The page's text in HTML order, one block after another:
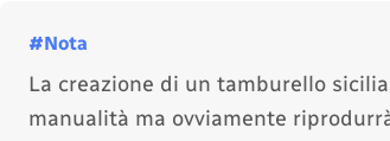
La creazione di un tamburello
manualità ma ovviamente